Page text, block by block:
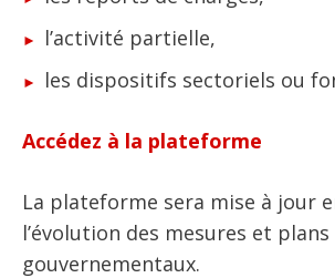
l’activité partielle,
les dispositifs sectoriels ou
Accédez à la plateforme
La plateforme sera mise à jour
l’évolution des mesures et plans
gouvernementaux.